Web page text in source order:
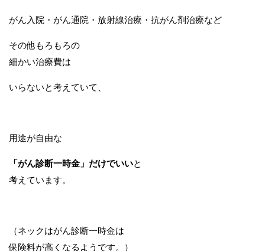
がん入院・がん通院・放射線治療・抗がん剤治療など
その他もろもろの
細かい治療費は
いらないと考えていて、
用途が自由な
「がん診断一時金」だけでいいと
考えています。
（ネックはがん診断一時金は
保険料が高くなるようです。）